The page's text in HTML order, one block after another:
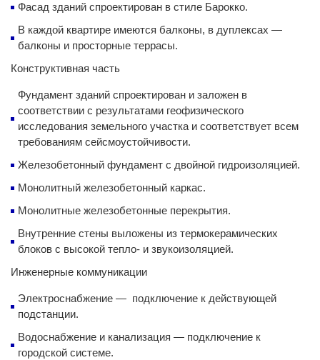
Фасад зданий спроектирован в стиле Барокко.
В каждой квартире имеются балконы, в дуплексах —
балконы и просторные террасы.
Конструктивная часть
Фундамент зданий спроектирован и заложен в
соответствии с результатами геофизического
исследования земельного участка и соответствует всем
требованиям сейсмоустойчивости.
Железобетонный фундамент с двойной гидроизоляцией.
Монолитный железобетонный каркас.
Монолитные железобетонные перекрытия.
Внутренние стены выложены из термокерамических
блоков с высокой тепло- и звукоизоляцией.
Инженерные коммуникации
Электроснабжение — подключение к действующей
подстанции.
Водоснабжение и канализация — подключение к
городской системе.